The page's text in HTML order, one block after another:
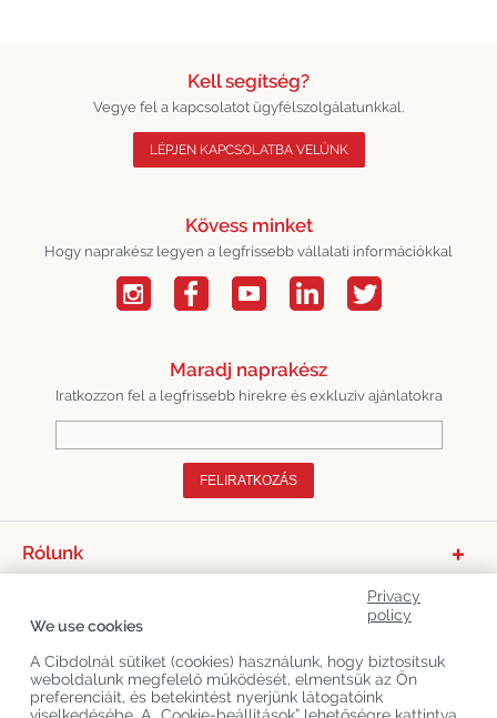
Kell segítség?
Vegye fel a kapcsolatot ügyfélszolgálatunkkal.
LÉPJEN KAPCSOLATBA VELÜNK
Kövess minket
Hogy naprakész legyen a legfrissebb vállalati információkkal
Maradj naprakész
Iratkozzon fel a legfrissebb hírekre és exkluzív ajánlatokra
FELIRATKOZÁS
Rólunk
Vevőszolgálat
Legújabb CBD Blogok
Privacy
policy
We use cookies
A Cibdolnál sütiket (cookies) használunk, hogy biztosítsuk
weboldalunk megfelelő működését, elmentsük az Ön
preferenciáit, és betekintést nyerjünk látogatóink